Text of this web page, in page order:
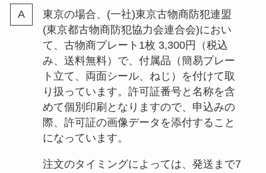
東京の場合、(一社)東京古物商防犯連盟
(東京都古物商防犯協力会連合会)におい
て、古物商プレート1枚 3,300円（税込
み、送料無料）で、付属品（簡易プレー
ト立て、両面シール、ねじ）を付けて取
り扱っています。許可証番号と名称を含
めて個別印刷となりますので、申込みの
際、許可証の画像データを添付すること
になっています。
注文のタイミングによっては、発送まで7